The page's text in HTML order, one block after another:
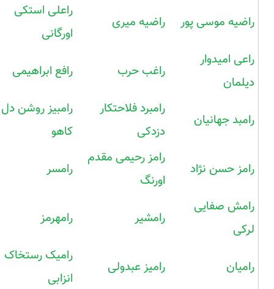
راضیه موسی پور راضیه میری
راعلی استکی
اورگانی
راعی امیدوار
دیلمان
راغب حرب رافع ابراهیمی
رامبد جهانیان
رامبرد فلاحتکار
دزدکی
رامبیز روشن دل
کاهو
رامز حسن نژاد
رامز رحیمی مقدم
اورنگ
رامسر
رامش صفایی
لرکی
رامشیر رامهرمز
رامیان رامیز عبدولی
رامیک رستخاک
انزابی